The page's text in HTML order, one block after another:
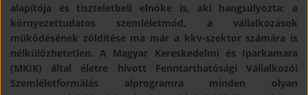
alapítója és tiszteletbeli elnöke is, aki hangsúlyozta: a
környezettudatos szemléletmód, a vállalkozások
működésének zöldítése ma már a kkv-szektor számára is
nélkülözhetetlen. A Magyar Kereskedelmi és Iparkamara
(MKIK) által életre hívott Fenntarthatósági Vállalkozói
Szemléletformálás alprogramra minden olyan